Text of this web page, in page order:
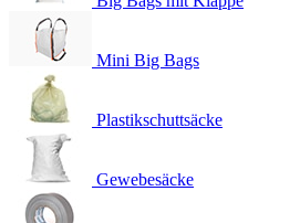
Mini Big Bags
Plastikschuttsäcke
Gewebesäcke